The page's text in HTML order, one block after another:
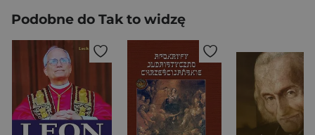
Podobne do Tak to widzę